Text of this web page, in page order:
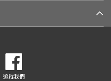
追蹤我們